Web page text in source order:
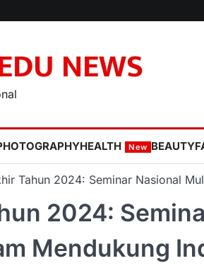
NEWS
HEALTH New BEAUTY
Tahun 2024: Seminar Nasional
2024:
Mendukung